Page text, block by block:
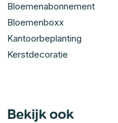
Bloemenabonnement
Bloemenboxx
Kantoorbeplanting
Kerstdecoratie
Bekijk ook